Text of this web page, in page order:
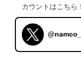
カウントはこちら！